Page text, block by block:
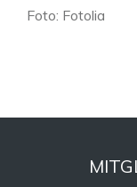
Foto: Fotolia